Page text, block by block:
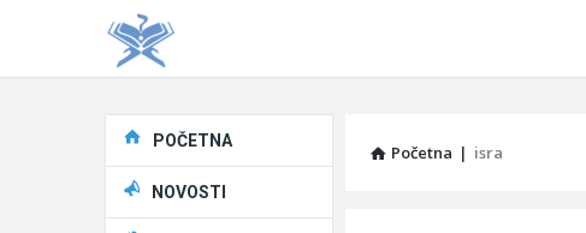
Početna | isra
Explore
POČETNA
NOVOSTI